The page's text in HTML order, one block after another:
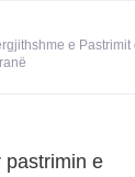
e Pastrimit
pastrimin e